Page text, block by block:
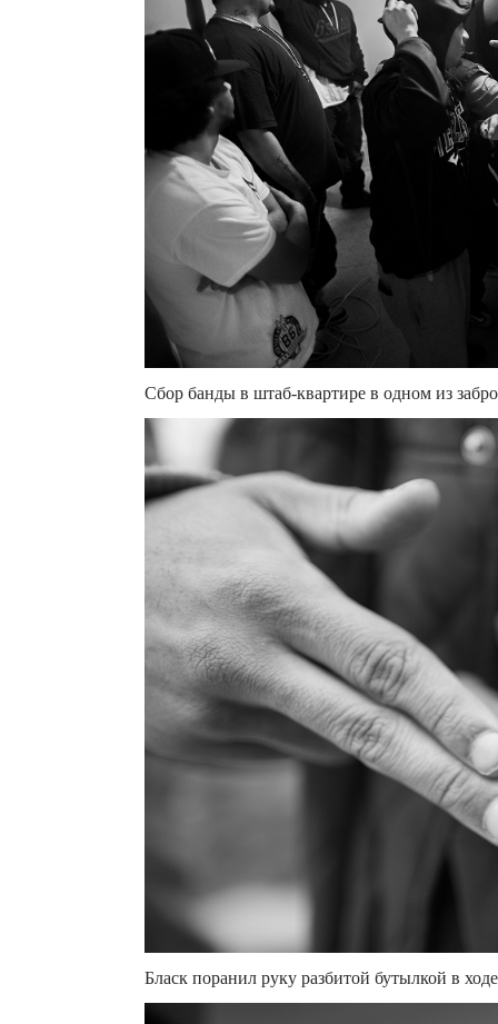
Сбор банды в штаб-квартире в одном из
Бласк поранил руку разбитой бутылкой в